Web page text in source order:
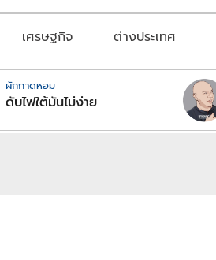
เศรษฐกิจ ต่างประเทศ
ผักกาดหอม
ดับไฟใต้มันไม่ง่าย